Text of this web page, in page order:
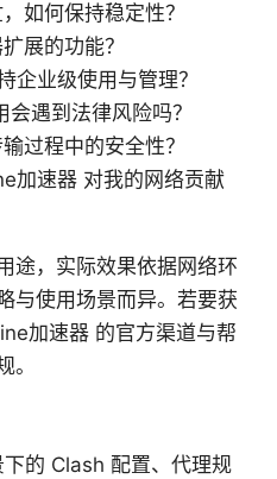
如何保持稳定性？
展的功能？
企业级使用与管理？
遇到法律风险吗？
过程中的安全性？
加速器 对我的网络贡献
途，实际效果依据网络环
与使用场景而异。若要获
加速器 的官方渠道与帮
。
的 Clash 配置、代理规